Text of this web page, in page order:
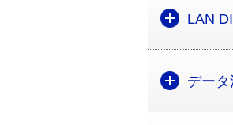
LAN
デー